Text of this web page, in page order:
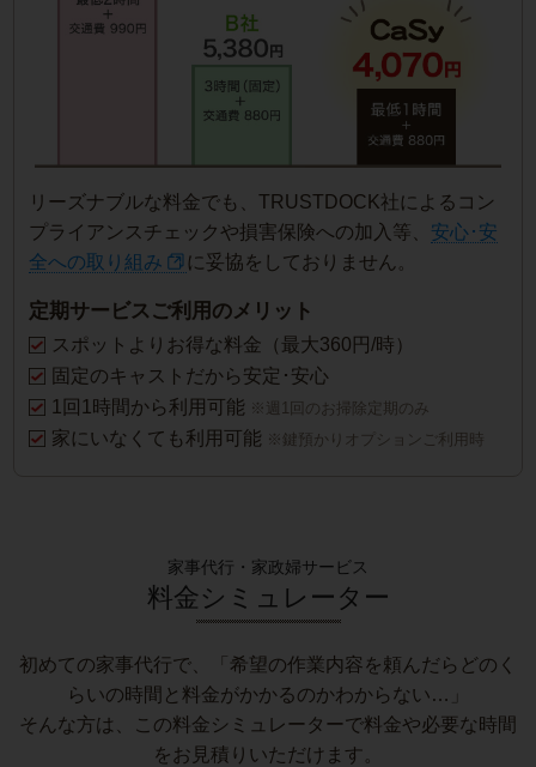
リーズナブルな料金でも、TRUSTDOCK社によるコン
プライアンスチェックや損害保険への加入等、 安心･安
全への取り組み
に妥協をしておりません。
定期サービスご利用のメリット
スポットよりお得な料金（最大360円/時）
固定のキャストだから安定･安心
1回1時間から利用可能 ※週1回のお掃除定期のみ
家にいなくても利用可能 ※鍵預かりオプションご利用時
家事代行・家政婦サービス
料金シミュレーター
初めての家事代行で、「希望の作業内容を頼んだらどのく
らいの時間と料金がかかるのかわからない…」
そんな方は、この料金シミュレーターで料金や必要な時間
をお見積りいただけます。